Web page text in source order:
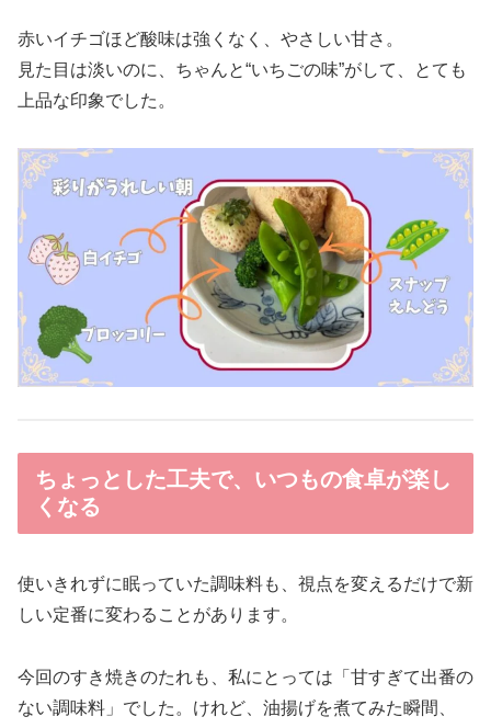
赤いイチゴほど酸味は強くなく、やさしい甘さ。
見た目は淡いのに、ちゃんと“いちごの味”がして、とても
上品な印象でした。
ちょっとした工夫で、いつもの食卓が楽し
くなる
使いきれずに眠っていた調味料も、視点を変えるだけで新
しい定番に変わることがあります。
今回のすき焼きのたれも、私にとっては「甘すぎて出番の
ない調味料」でした。けれど、油揚げを煮てみた瞬間、